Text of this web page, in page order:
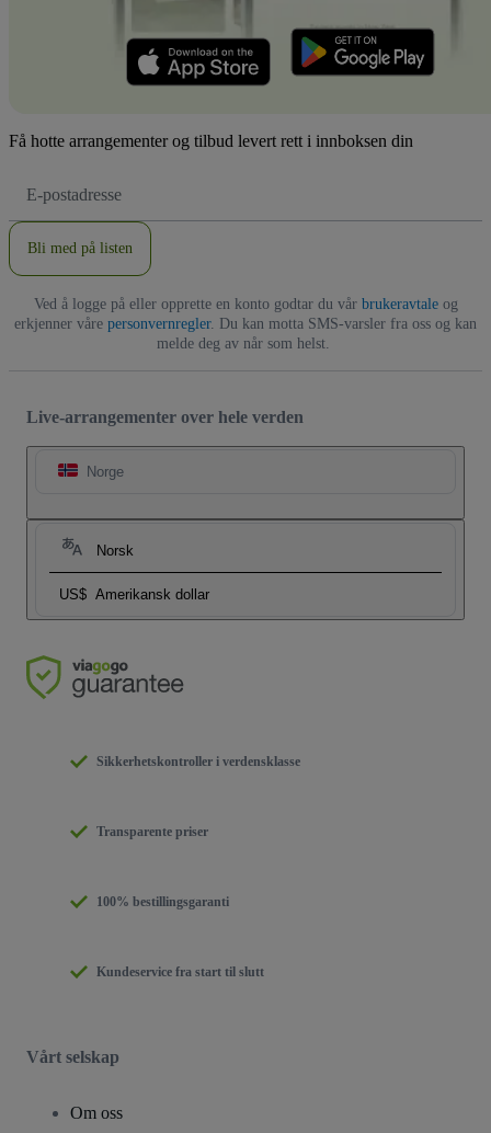
Få hotte arrangementer og tilbud levert rett i innboksen din
postadresse
Bli med på listen
Ved å logge på eller opprette en konto godtar du vår brukeravtaleog
erkjenner våre personvernregler. Du kan motta SMS-varsler fra oss og kan
melde deg av når som helst.
Live-arrangementer over hele verden
Norge
Norsk
US$ Amerikansk dollar
Sikkerhetskontroller i verdensklasse
Transparente priser
100% bestillingsgaranti
Kundeservice fra start til slutt
Vårt selskap
Om oss